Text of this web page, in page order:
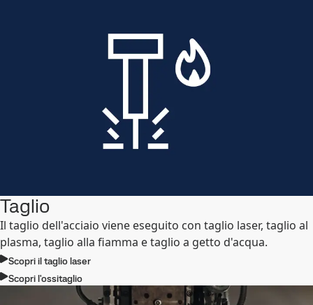
Taglio
Il taglio dell'acciaio viene eseguito con taglio laser, taglio al
plasma, taglio alla fiamma e taglio a getto d'acqua.
Scopri il taglio laser
Scopri l'ossitaglio